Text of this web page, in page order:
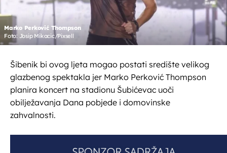
Marko Perković Thompson
Foto: Josip Mikacic/Pixsell
Šibenik bi ovog ljeta mogao postati središte velikog
glazbenog spektakla jer Marko Perković Thompson
planira koncert na stadionu Šubićevac uoči
obilježavanja Dana pobjede i domovinske
zahvalnosti.